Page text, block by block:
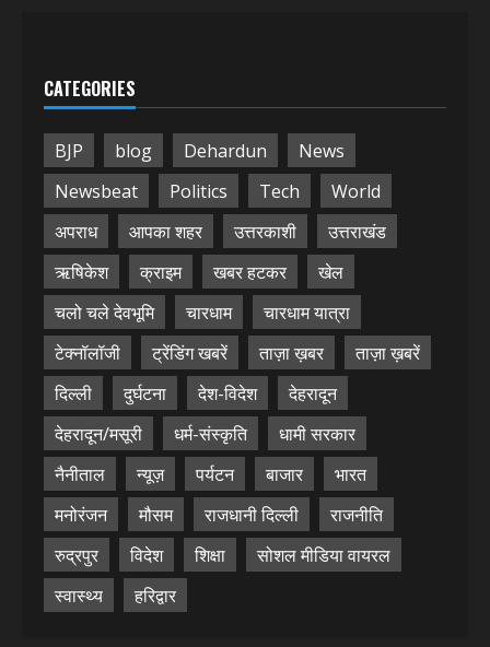
CATEGORIES
BJP blog Dehardun
News
Newsbeat
Politics Tech
World
अपराध
आपका शहर उत्तरकाशी
उत्तराखंड
ऋषिकेश
क्राइम खबर हटकर
खेल
चलो चले देवभूमि
चारधाम
चारधाम यात्रा
टेक्नॉलॉजी
ट्रेंडिंग खबरें ताज़ा ख़बर
ताज़ा ख़बरें
दिल्ली
दुर्घटना देश-विदेश
देहरादून
देहरादून/मसूरी
धर्म-संस्कृति
धामी सरकार
नैनीताल
न्यूज़ पर्यटन बाजार
भारत
मनोरंजन
मौसम राजधानी दिल्ली
राजनीति
रुद्रपुर
विदेश शिक्षा
सोशल मीडिया वायरल
स्वास्थ्य
हरिद्वार